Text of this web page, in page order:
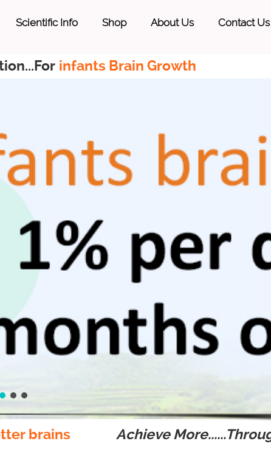
Scientific Info Shop About Us Contact Us
infants Brain Growth
brains Achieve